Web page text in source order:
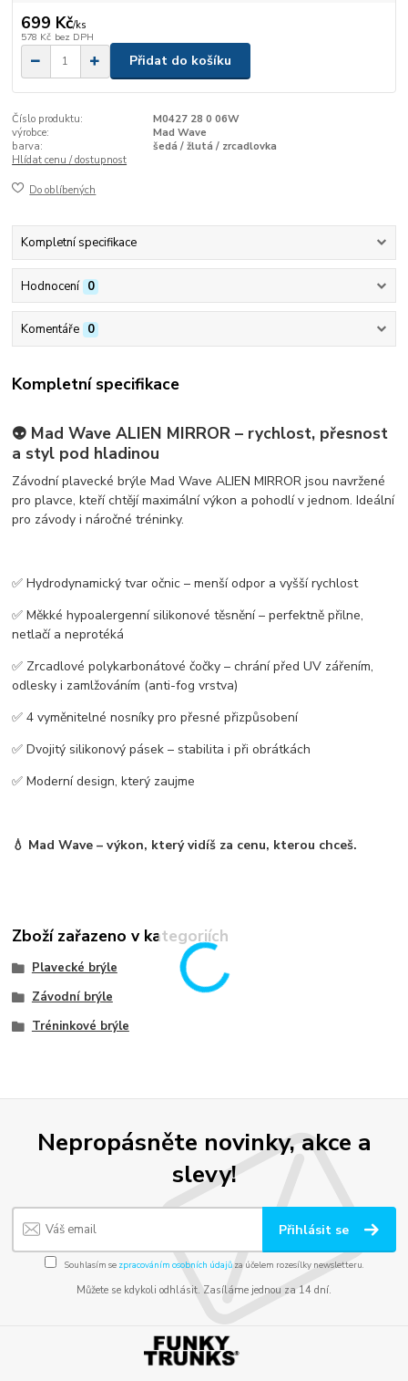
699 Kč/ks
578 Kč bez DPH
Přidat do košíku
Číslo produktu:
M0427 28 0 06W
výrobce:
Mad Wave
barva:
šedá / žlutá / zrcadlovka
Hlídat cenu / dostupnost
Do oblíbených
Kompletní specifikace
Hodnocení 0
Komentáře 0
Kompletní specifikace
👽 Mad Wave ALIEN MIRROR – rychlost, přesnost
a styl pod hladinou
Závodníplavecké brýle Mad Wave ALIEN MIRROR jsou navržené
pro plavce, kteří chtějí maximální výkon a pohodlí v jednom. Ideální
pro závody i náročné tréninky.
✅Hydrodynamický tvar očnic – menší odpor a vyšší rychlost
✅Měkké hypoalergenní silikonové těsnění– perfektně přilne,
netlačí a neprotéká
✅ Zrcadlové polykarbonátové čočky – chrání před UV zářením,
odlesky i zamlžováním (anti-fog vrstva)
✅4 vyměnitelné nosníky pro přesné přizpůsobení
✅Dvojitý silikonový pásek – stabilita i při obrátkách
✅Moderní design, který zaujme
💧 Mad Wave – výkon, který vidíš za cenu, kterou chceš.
Zboží zařazeno v kategoriích
Plavecké brýle
Závodní brýle
Tréninkové brýle
Nepropásněte novinky, akce a
slevy!
Přihlásit se
Souhlasím se zpracováním osobních údajůza účelem rozesílky newsletteru.
Můžete se kdykoli odhlásit. Zasíláme jednou za 14 dní.